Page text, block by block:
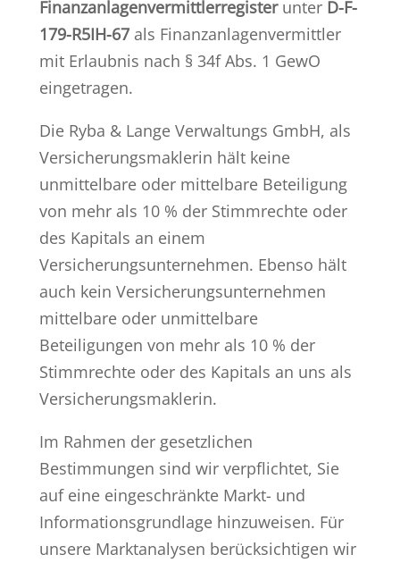
Finanzanlagenvermittlerregisterunter D-F-
179-R5IH-67als Finanzanlagenvermittler
mit Erlaubnis nach § 34f Abs. 1 GewO
eingetragen.
Die Ryba & Lange Verwaltungs GmbH, als
Versicherungsmaklerin hält keine
unmittelbare oder mittelbare Beteiligung
von mehr als 10 % der Stimmrechte oder
des Kapitals an einem
Versicherungsunternehmen. Ebenso hält
auch kein Versicherungsunternehmen
mittelbare oder unmittelbare
Beteiligungen von mehr als 10 % der
Stimmrechte oder des Kapitals an uns als
Versicherungsmaklerin.
Im Rahmen der gesetzlichen
Bestimmungen sind wir verpflichtet, Sie
auf eine eingeschränkte Markt- und
Informationsgrundlage hinzuweisen. Für
unsere Marktanalysen berücksichtigen wir